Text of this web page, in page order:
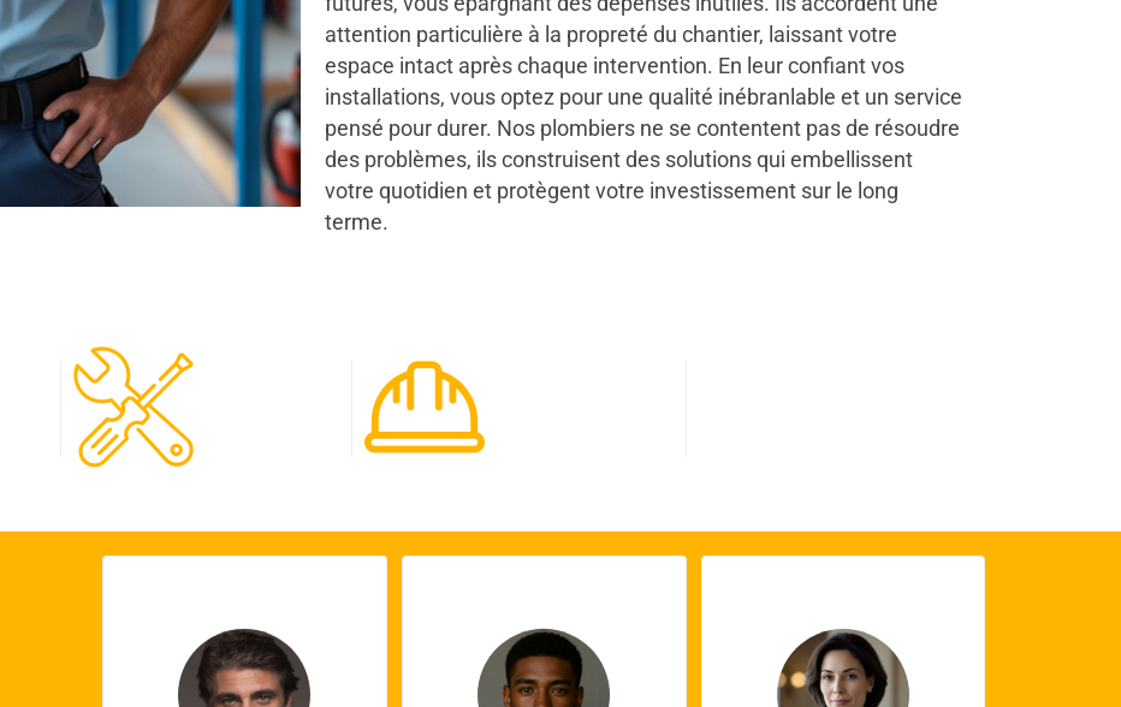
attention particulière à la propreté du chantier, laissant votre
espace intact après chaque intervention. En leur confiant vos
installations, vous optez pour une qualité inébranlable et un service
pensé pour durer. Nos plombiers ne se contentent pas de résoudre
des problèmes, ils construisent des solutions qui embellissent
votre quotidien et protègent votre investissement sur le long
terme.